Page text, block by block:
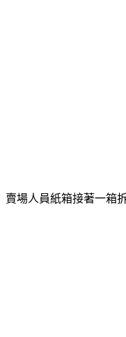
賣場人員紙箱接著一箱